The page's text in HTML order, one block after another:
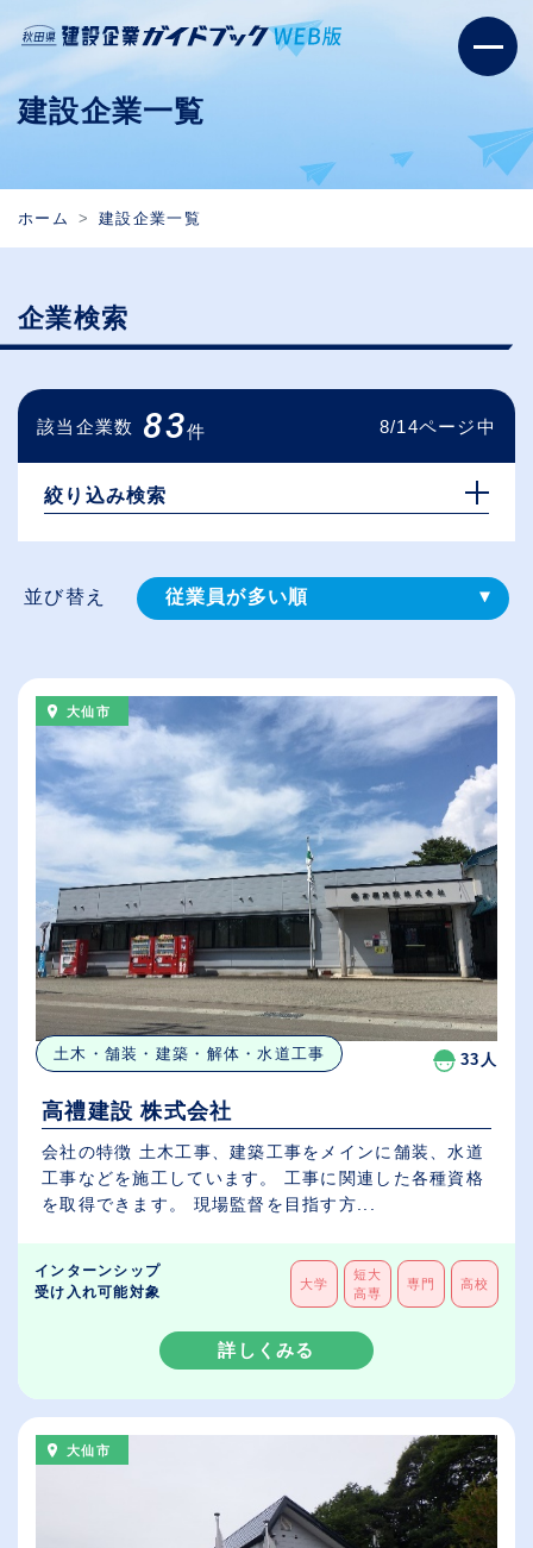
建設企業一覧
ホーム 建設企業一覧
企業検索
該当企業数 83件 8/14ページ中
絞り込み検索
並び替え 従業員が多い順
給与が高い順
（⾼卒の給与を基準）
休日数が多い順
大仙市
土木・舗装・建築・解体・水道工事 33人
高禮建設 株式会社
会社の特徴 土木工事、建築工事をメインに舗装、水道
工事などを施工しています。 工事に関連した各種資格
を取得できます。 現場監督を目指す方...
インターンシップ
受け入れ可能対象
大学
短大
高専
専門 高校
詳しくみる
大仙市